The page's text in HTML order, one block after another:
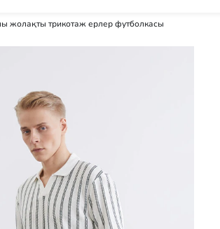
жолақты трикотаж ерлер футболкасы